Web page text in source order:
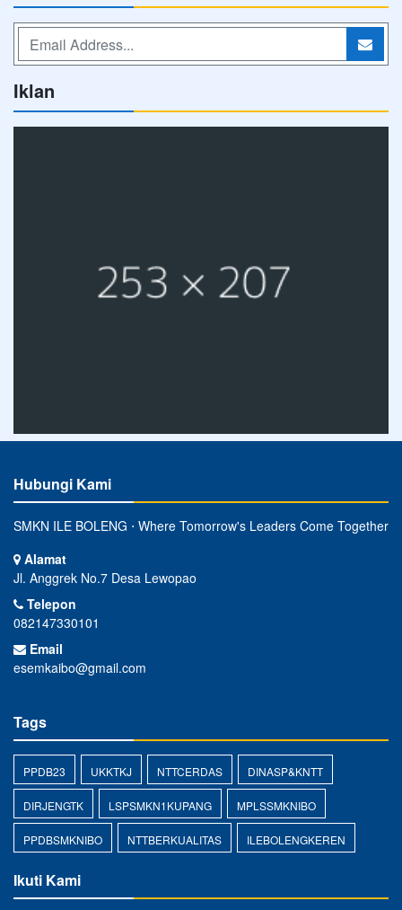
Iklan
Hubungi Kami
SMKN ILE BOLENG ⋅ Where Tomorrow's Leaders Come Together
Alamat
Jl. Anggrek No.7 Desa Lewopao
Telepon
082147330101
Email
esemkaibo@gmail.com
Tags
PPDB23 UKKTKJ NTTCERDAS DINASP&KNTT
DIRJENGTK LSPSMKN1KUPANG MPLSSMKNIBO
PPDBSMKNIBO NTTBERKUALITAS ILEBOLENGKEREN
Ikuti Kami